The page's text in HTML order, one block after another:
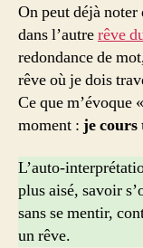
On peut déjà
dans l’autrerêve
redondance de
rêve où je dois
Ce que m’évoque
moment : je cours
L’auto-
plus aisé, savoir
sans se mentir,
un rêve.